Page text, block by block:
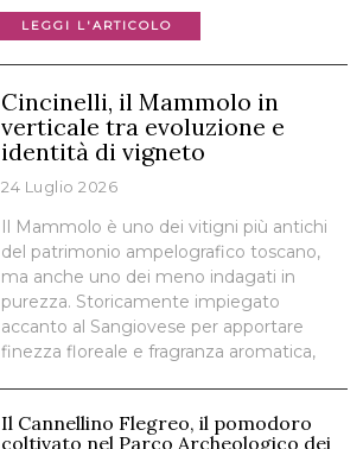
LEGGI L'ARTICOLO
Cincinelli, il Mammolo in
verticale tra evoluzione e
identità di vigneto
24 Luglio 2026
Il Mammolo è uno dei vitigni più antichi
del patrimonio ampelografico toscano,
ma anche uno dei meno indagati in
purezza. Storicamente impiegato
accanto al Sangiovese per apportare
finezza floreale e fragranza aromatica,
Il Cannellino Flegreo, il pomodoro
coltivato nel Parco Archeologico dei